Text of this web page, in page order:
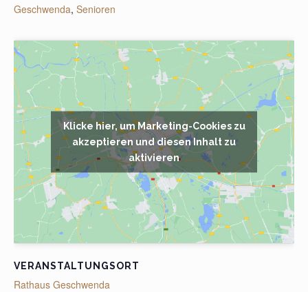
Geschwenda, Senioren
VERANSTALTUNGSORT
Rathaus Geschwenda
Klicke hier, um Marketing-Cookies zu
akzeptieren und diesen Inhalt zu
aktivieren